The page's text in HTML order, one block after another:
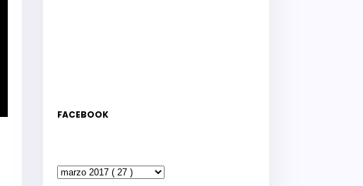
FACEBOOK